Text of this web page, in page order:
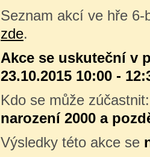
Seznam akcí ve hře 6-
zde.
Akce se uskuteční v
23.10.2015 10:00 -
Kdo se může
narození 2000 a
Výsledky této akce se